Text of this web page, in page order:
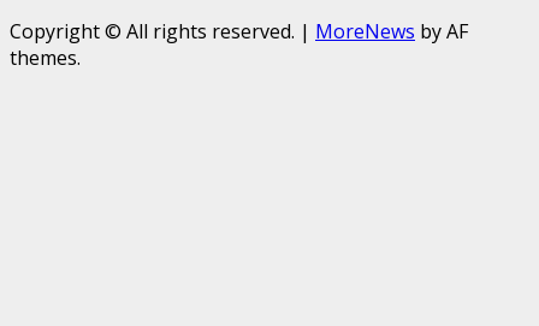
Copyright © All rights reserved. | MoreNews by AF
themes.